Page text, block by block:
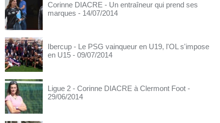
Corinne DIACRE - Un entraîneur qui prend ses
marques - 14/07/2014
Ibercup - Le PSG vainqueur en U19, l'OL s'impose
en U15 - 09/07/2014
Ligue 2 - Corinne DIACRE à Clermont Foot -
29/06/2014